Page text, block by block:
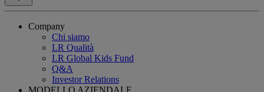
Company
Chi siamo
LR Qualità
LR Global Kids Fund
Q&A
Investor Relations
MODELLO AZIENDALE